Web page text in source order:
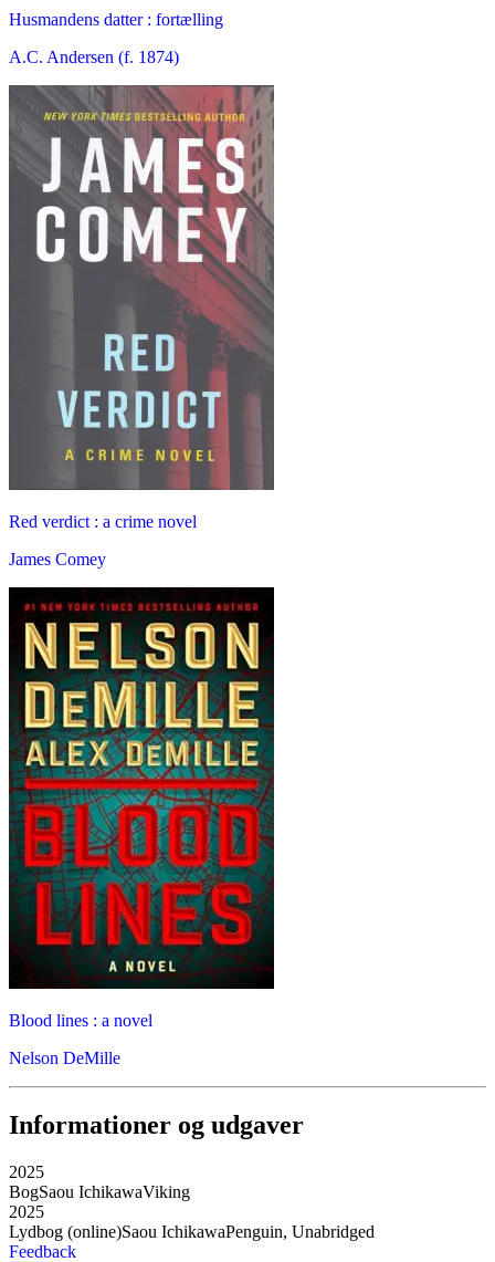
Husmandens datter : fortælling
A.C. Andersen (f. 1874)
Red verdict : a crime novel
James Comey
Blood lines : a novel
Nelson DeMille
Informationer og udgaver
2025
BogSaou IchikawaViking
2025
Lydbog (online)Saou IchikawaPenguin, Unabridged
Feedback